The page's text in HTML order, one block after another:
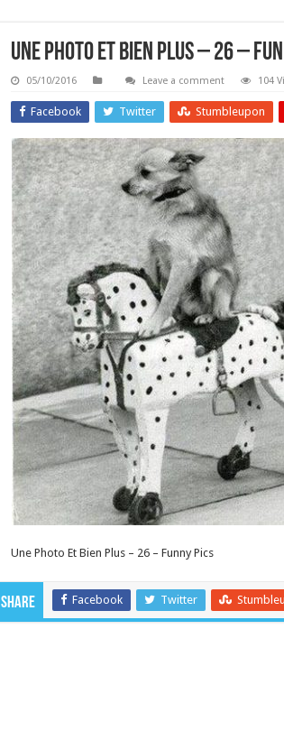
Une Photo Et Bien Plus – 26 –
05/10/2016 Leave a comment 104
Facebook Twitter Stumbleupon
Une Photo Et Bien Plus – 26 – Funny Pics
Share Facebook Twitter